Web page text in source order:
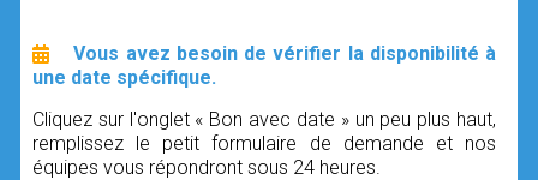
Vous avez besoin de vérifier la disponibilité à
une date spécifique.
Cliquez sur l'onglet « Bon avec date » un peu plus haut,
remplissez le petit formulaire de demande et nos
équipes vous répondront sous 24 heures.